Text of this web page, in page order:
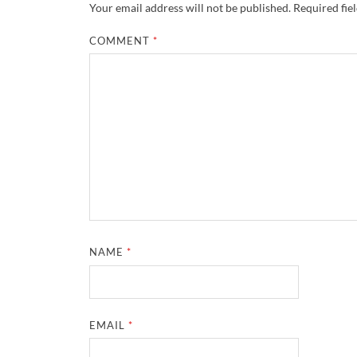
Your email address will not be published. Required
COMMENT*
NAME*
EMAIL*